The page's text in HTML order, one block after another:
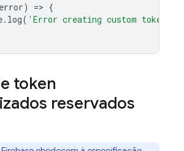
error) => {
. log( 'Error creating custom token:'
token
reservados